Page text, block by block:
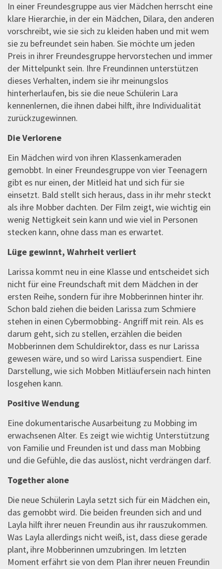
In einer Freundesgruppe aus vier Mädchen herrscht eine
klare Hierarchie, in der ein Mädchen, Dilara, den anderen
vorschreibt, wie sie sich zu kleiden haben und mit wem
sie zu befreundet sein haben. Sie möchte um jeden
Preis in ihrer Freundesgruppe hervorstechen und immer
der Mittelpunkt sein. Ihre Freundinnen unterstützen
dieses Verhalten, indem sie ihr meinungslos
hinterherlaufen, bis sie die neue Schülerin Lara
kennenlernen, die ihnen dabei hilft, ihre Individualität
zurückzugewinnen.
Die Verlorene
Ein Mädchen wird von ihren Klassenkameraden
gemobbt. In einer Freundesgruppe von vier Teenagern
gibt es nur einen, der Mitleid hat und sich für sie
einsetzt. Bald stellt sich heraus, dass in ihr mehr steckt
als ihre Mobber dachten. Der Film zeigt, wie wichtig ein
wenig Nettigkeit sein kann und wie viel in Personen
stecken kann, ohne dass man es erwartet.
Lüge gewinnt, Wahrheit verliert
Larissa kommt neu in eine Klasse und entscheidet sich
nicht für eine Freundschaft mit dem Mädchen in der
ersten Reihe, sondern für ihre Mobberinnen hinter ihr.
Schon bald ziehen die beiden Larissa zum Schmiere
stehen in einen Cybermobbing- Angriff mit rein. Als es
darum geht, sich zu stellen, erzählen die beiden
Mobberinnen dem Schuldirektor, dass es nur Larissa
gewesen wäre, und so wird Larissa suspendiert. Eine
Darstellung, wie sich Mobben Mitläufersein nach hinten
losgehen kann.
Positive Wendung
Eine dokumentarische Ausarbeitung zu Mobbing im
erwachsenen Alter. Es zeigt wie wichtig Unterstützung
von Familie und Freunden ist und dass man Mobbing
und die Gefühle, die das auslöst, nicht verdrängen darf.
Together alone
Die neue Schülerin Layla setzt sich für ein Mädchen ein,
das gemobbt wird. Die beiden freunden sich and und
Layla hilft ihrer neuen Freundin aus ihr rauszukommen.
Was Layla allerdings nicht weiß, ist, dass diese gerade
plant, ihre Mobberinnen umzubringen. Im letzten
Moment erfährt sie von dem Plan ihrer neuen Freundin